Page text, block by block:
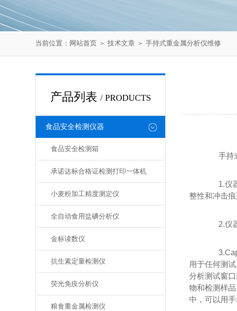
当前位置： 网站首页 ＞ 技术文章 ＞ 手持式重金属分析仪维修
产品列表 / PRODUCTS
食品安全检测仪器
食品安全检测箱
承诺达标合格证检测打印一体机
小麦粉加工精度测定仪
全自动食用盐碘分析仪
金标读数仪
抗生素定量检测仪
荧光免疫分析仪
粮食重金属检测仪
点
手持式
1.仪器
整性和冲击痕
2.仪器
用于任何测
分析测试窗
物和检测样
中，可以用